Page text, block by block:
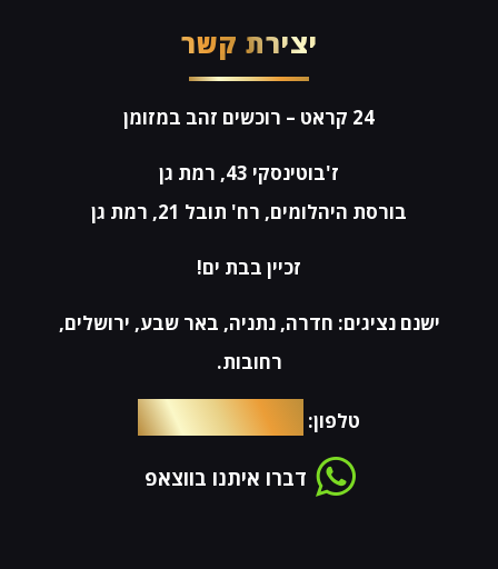
יצירת קשר
24 קראט – רוכשים זהב במזומן
ז'בוטינסקי 43, רמת גן
בורסת היהלומים, רח' תובל 21, רמת גן
זכיין בבת ים!
ישנם נציגים: חדרה, נתניה, באר שבע, ירושלים,
רחובות.
טלפון: 054-4653576
דברו איתנו בווצאפ